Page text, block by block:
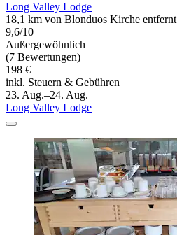
Long Valley Lodge
18,1 km von Blonduos Kirche entfernt
9,6/10
Außergewöhnlich
(7 Bewertungen)
198 €
inkl. Steuern & Gebühren
23. Aug.–24. Aug.
Long Valley Lodge